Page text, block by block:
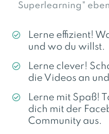
Superlearning"
Lerne effizient!
und wo du willst.
Lerne clever!
die Videos an
Lerne mit Spaß!
dich mit der
Community aus.